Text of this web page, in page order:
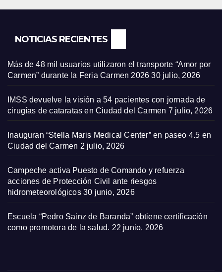
NOTICIAS RECIENTES
Más de 48 mil usuarios utilizaron el transporte “Amor por
Carmen” durante la Feria Carmen 2026 30 julio, 2026
IMSS devuelve la visión a 54 pacientes con jornada de
cirugías de cataratas en Ciudad del Carmen 7 julio, 2026
Inauguran “Stella Maris Medical Center” en paseo 4.5 en
Ciudad del Carmen 2 julio, 2026
Campeche activa Puesto de Comando y refuerza
acciones de Protección Civil ante riesgos
hidrometeorológicos 30 junio, 2026
Escuela “Pedro Sainz de Baranda” obtiene certificación
como promotora de la salud. 22 junio, 2026